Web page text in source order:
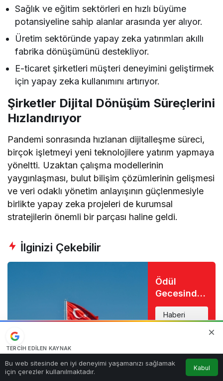
Sağlık ve eğitim sektörleri en hızlı büyüme
potansiyeline sahip alanlar arasında yer alıyor.
Üretim sektöründe yapay zeka yatırımları akıllı
fabrika dönüşümünü destekliyor.
E-ticaret şirketleri müşteri deneyimini geliştirmek
için yapay zeka kullanımını artırıyor.
Şirketler Dijital Dönüşüm Süreçlerini
Hızlandırıyor
Pandemi sonrasında hızlanan dijitalleşme süreci,
birçok işletmeyi yeni teknolojilere yatırım yapmaya
yöneltti. Uzaktan çalışma modellerinin
yaygınlaşması, bulut bilişim çözümlerinin gelişmesi
ve veri odaklı yönetim anlayışının güçlenmesiyle
birlikte yapay zeka projeleri de kurumsal
stratejilerin önemli bir parçası haline geldi.
İlginizi Çekebilir
Ödül
Gecesinde
Büyük Şok:
Favori İsim
Haberi
görüntüle
TERCIH EDILEN KAYNAK
Kaynağı Ekle
Bu web sitesinde en iyi deneyimi yaşamanızı sağlamak
için çerezler kullanılmaktadır.
Kabul
Anasayfa Akış Bildirimler
0